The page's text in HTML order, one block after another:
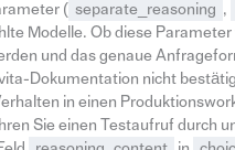
( separate_reasoning ,
Modelle. Ob diese Parameter
und das genaue
Dokumentation nicht
in einen
Sie einen Testaufruf durch